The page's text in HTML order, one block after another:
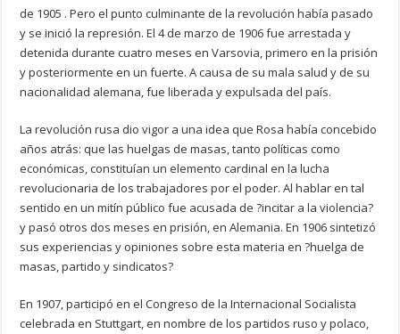
de 1905 . Pero el punto culminante de la revolución había pasado
y se inició la represión. El 4 de marzo de 1906 fue arrestada y
detenida durante cuatro meses en Varsovia, primero en la prisión
y posteriormente en un fuerte. A causa de su mala salud y de su
nacionalidad alemana, fue liberada y expulsada del país.
La revolución rusa dio vigor a una idea que Rosa había concebido
años atrás: que las huelgas de masas, tanto políticas como
económicas, constituían un elemento cardinal en la lucha
revolucionaria de los trabajadores por el poder. Al hablar en tal
sentido en un mitín público fue acusada de ?incitar a la violencia?
y pasó otros dos meses en prisión, en Alemania. En 1906 sintetizó
sus experiencias y opiniones sobre esta materia en ?huelga de
masas, partido y sindicatos?
En 1907, participó en el Congreso de la Internacional Socialista
celebrada en Stuttgart, en nombre de los partidos ruso y polaco,